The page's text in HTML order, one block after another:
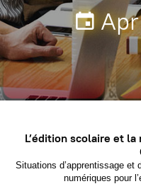
L’édition scolaire et
Situations d’apprentissage et
numériques pour